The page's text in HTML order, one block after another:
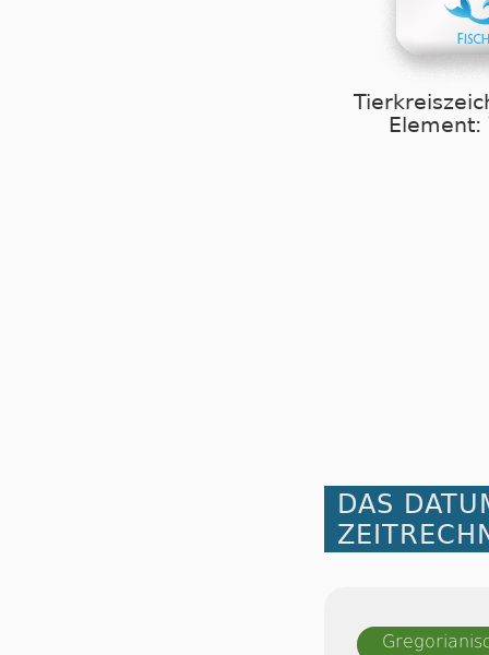
Element:
DAS